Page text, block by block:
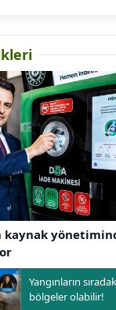
kaynak
Yangınların
bölgeler olabilir!